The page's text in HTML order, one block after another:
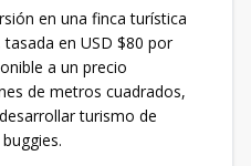
en una finca turística
en USD $80 por
a un precio
de metros cuadrados,
turismo de